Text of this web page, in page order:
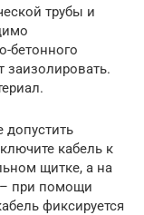
трубы и
бетонного
заизолировать.
допустить
кабель к
щитке, а на
при помощи
фиксируется